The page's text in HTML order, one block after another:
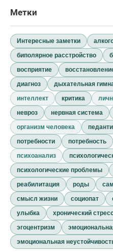
Метки
Интересные заметки
биполярное расстройство
восприятие
диагноз
дыхательная
интеллект
критика
невроз
нервная система
организм человека
потребности
потребность
психоанализ
психологические проблемы
реабилитация
роды
смысл жизни
социопат
улыбка
хронический
эгоцентризм
эмоциональная